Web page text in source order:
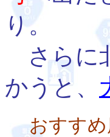
り。
さらに
かうと、
おすす